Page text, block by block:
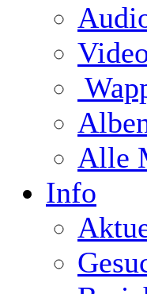
Alle
Info